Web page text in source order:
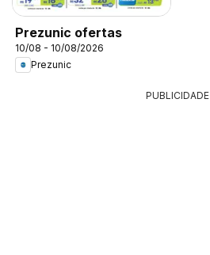
Prezunic ofertas
10/08 - 10/08/2026
Prezunic
PUBLICIDADE